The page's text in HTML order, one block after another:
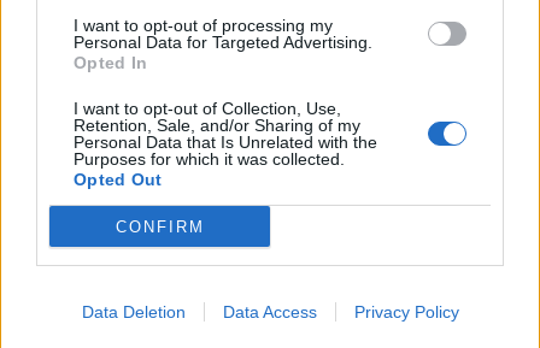
I want to opt-out of processing my
Personal Data for Targeted Advertising.
Opted In
I want to opt-out of Collection, Use,
Retention, Sale, and/or Sharing of my
Personal Data that Is Unrelated with the
Purposes for which it was collected.
Opted Out
CONFIRM
Data Deletion Data Access Privacy Policy
Πρωτοπόρος ο Ελληνικός
Ερυθρός Σταυρός και στον
εορτασμό των
07/01/2020 - 11:37
ΔΕΔΔΗΕ: Συνεχίζεται η
προσπάθεια για
κακοκαιρίας
07/01/2020 - 13:01